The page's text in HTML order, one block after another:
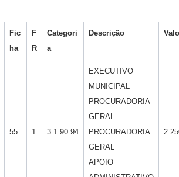
Fic
ha
F
R
Categori
a
Descrição
55 1 3.1.90.94
EXECUTIVO
MUNICIPAL
PROCURADORIA
GERAL
PROCURADORIA
GERAL
APOIO